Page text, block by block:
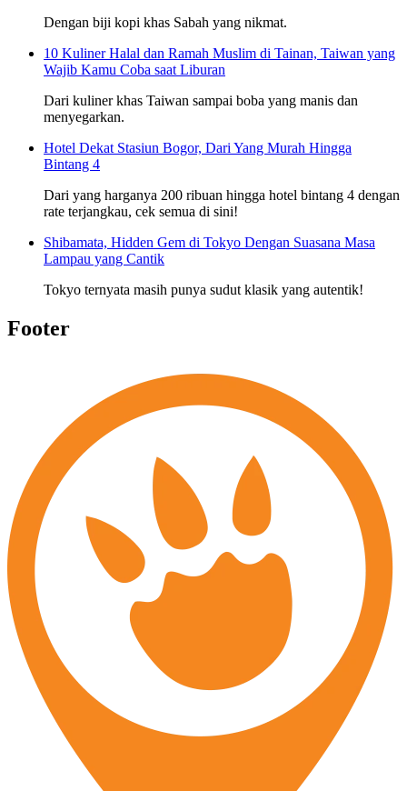
Dengan biji kopi khas Sabah yang nikmat.
10 Kuliner Halal dan Ramah Muslim di Tainan, Taiwan yang
Wajib Kamu Coba saat Liburan
Dari kuliner khas Taiwan sampai boba yang manis dan
menyegarkan.
Hotel Dekat Stasiun Bogor, Dari Yang Murah Hingga
Bintang 4
Dari yang harganya 200 ribuan hingga hotel bintang 4 dengan
rate terjangkau, cek semua di sini!
Shibamata, Hidden Gem di Tokyo Dengan Suasana Masa
Lampau yang Cantik
Tokyo ternyata masih punya sudut klasik yang autentik!
Footer